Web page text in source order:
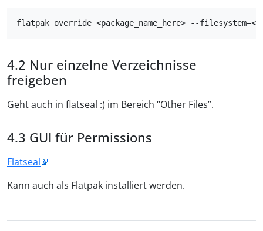
Nur einzelne Verzeichnisse
freigeben
Geht auch in flatseal :) im Bereich “Other Files”.
GUI für Permissions
Flatseal
Kann auch als Flatpak installiert werden.